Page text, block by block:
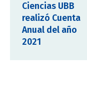
Ciencias UBB
realizó Cuenta
Anual del año
2021